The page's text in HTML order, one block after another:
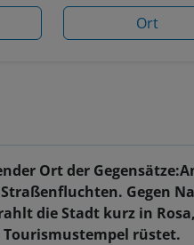
Ort
Ort der
Gegen
die Stadt kurz in
Tourismustempel rüstet.